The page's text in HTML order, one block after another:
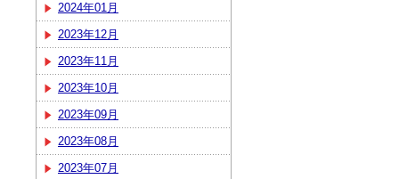
2024年01月
2023年12月
2023年11月
2023年10月
2023年09月
2023年08月
2023年07月